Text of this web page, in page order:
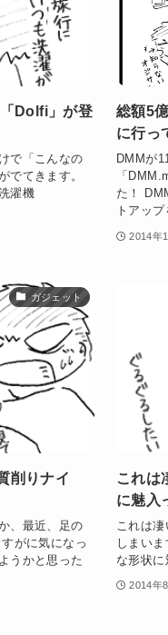
Dolfi」が登
で「こんなの
でてきます。
濯機
総額5
に行っ
DMMが
「
た！
トアッ
2014年
ガジェット
削りナイ
、最近、足の
がに気になっ
うかと思った
これは
に魅入
これは
しまい
な形状
2014年